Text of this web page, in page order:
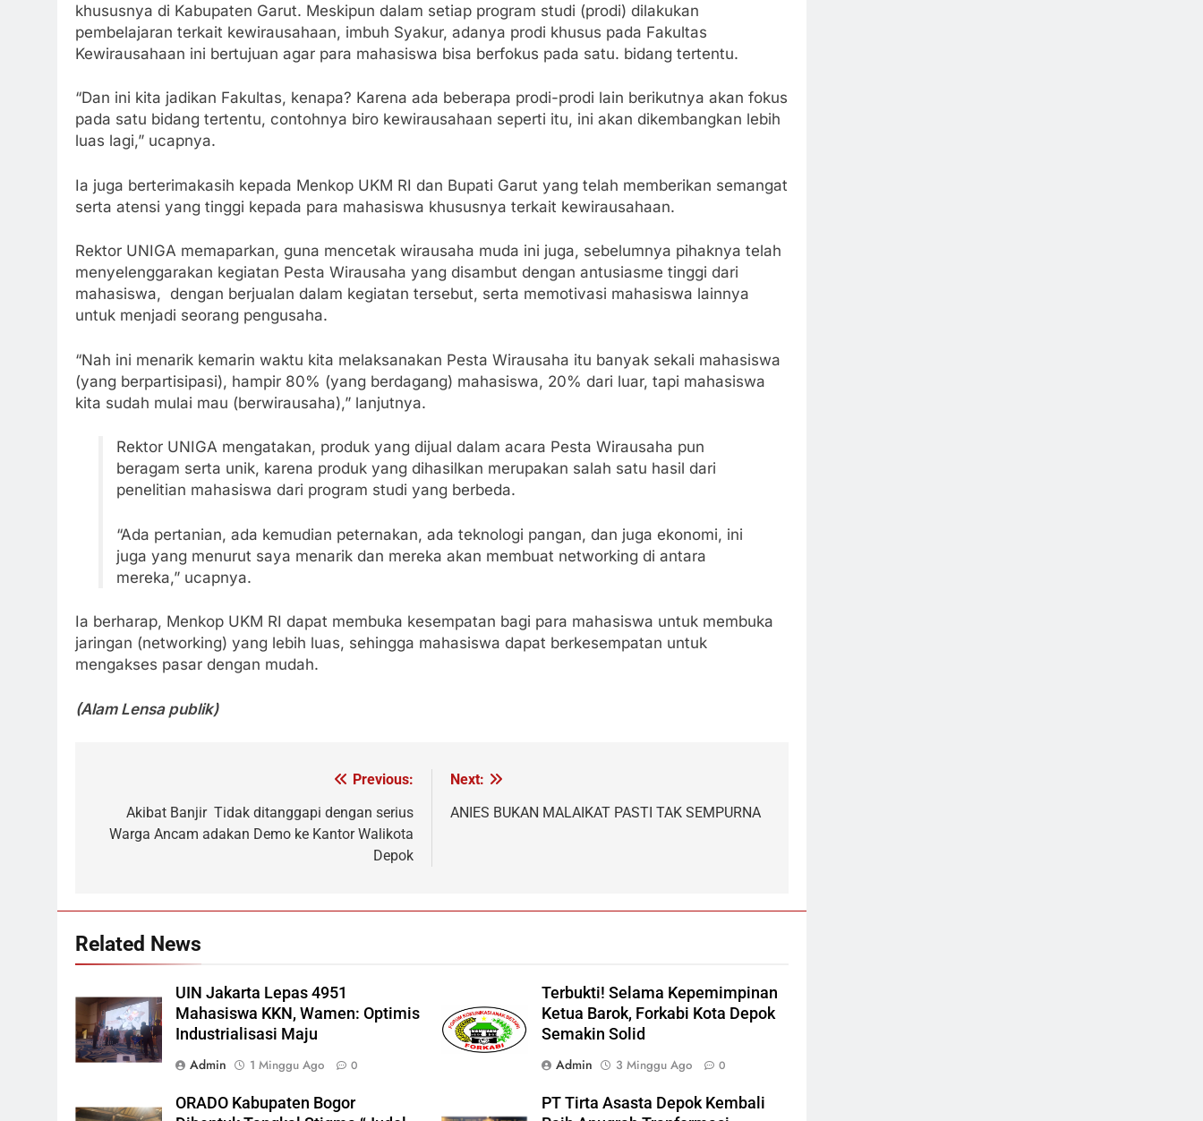
khususnya di Kabupaten Garut. Meskipun dalam setiap program studi (prodi) dilakukan
pembelajaran terkait kewirausahaan, imbuh Syakur, adanya prodi khusus pada Fakultas
Kewirausahaan ini bertujuan agar para mahasiswa bisa berfokus pada satu. bidang tertentu.
“Dan ini kita jadikan Fakultas, kenapa? Karena ada beberapa prodi-prodi lain berikutnya akan fokus
pada satu bidang tertentu, contohnya biro kewirausahaan seperti itu, ini akan dikembangkan lebih
luas lagi,” ucapnya.
Ia juga berterimakasih kepada Menkop UKM RI dan Bupati Garut yang telah memberikan semangat
serta atensi yang tinggi kepada para mahasiswa khususnya terkait kewirausahaan.
Rektor UNIGA memaparkan, guna mencetak wirausaha muda ini juga, sebelumnya pihaknya telah
menyelenggarakan kegiatan Pesta Wirausaha yang disambut dengan antusiasme tinggi dari
mahasiswa, dengan berjualan dalam kegiatan tersebut, serta memotivasi mahasiswa lainnya
untuk menjadi seorang pengusaha.
“Nah ini menarik kemarin waktu kita melaksanakan Pesta Wirausaha itu banyak sekali mahasiswa
(yang berpartisipasi), hampir 80% (yang berdagang) mahasiswa, 20% dari luar, tapi mahasiswa
kita sudah mulai mau (berwirausaha),” lanjutnya.
Rektor UNIGA mengatakan, produk yang dijual dalam acara Pesta Wirausaha pun
beragam serta unik, karena produk yang dihasilkan merupakan salah satu hasil dari
penelitian mahasiswa dari program studi yang berbeda.
“Ada pertanian, ada kemudian peternakan, ada teknologi pangan, dan juga ekonomi, ini
juga yang menurut saya menarik dan mereka akan membuat networking di antara
mereka,” ucapnya.
Ia berharap, Menkop UKM RI dapat membuka kesempatan bagi para mahasiswa untuk membuka
jaringan (networking) yang lebih luas, sehingga mahasiswa dapat berkesempatan untuk
mengakses pasar dengan mudah.
(Alam Lensa publik)
pos
Previous:
Akibat Banjir Tidak ditanggapi dengan serius
Warga Ancam adakan Demo ke Kantor Walikota
Depok
Next:
ANIES BUKAN MALAIKAT PASTI TAK SEMPURNA
Related News
UIN Jakarta Lepas 4951
Mahasiswa KKN, Wamen: Optimis
Industrialisasi Maju
Admin
1 Minggu Ago 0
Terbukti! Selama Kepemimpinan
Ketua Barok, Forkabi Kota Depok
Semakin Solid
Admin
3 Minggu Ago 0
ORADO Kabupaten Bogor
PT Tirta Asasta Depok Kembali